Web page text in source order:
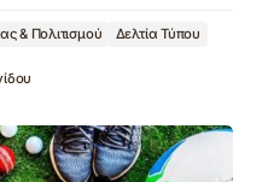
& Πολιτισμού
Δελτία Τύπου